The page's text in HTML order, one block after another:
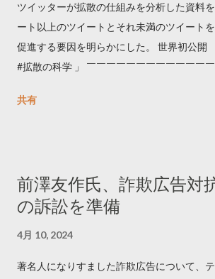
ツイッターが拡散の仕組みを分析した資料
ート以上のツイートとそれ未満のツイート
促進する要因を明らかにした。 世界初公
#拡散の科学 」 ￣￣￣￣￣￣￣￣￣￣￣￣
学しました。 ー バズの目安は1300リツイ
トするのか？ https://marketing.twitter.com/
共有
前澤友作氏、詐欺広告対
の訴訟を準備
4月 10, 2024
著名人になりすました詐欺広告について、